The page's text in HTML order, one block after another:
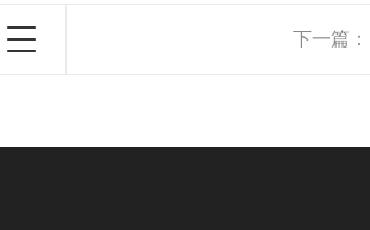
下一篇：